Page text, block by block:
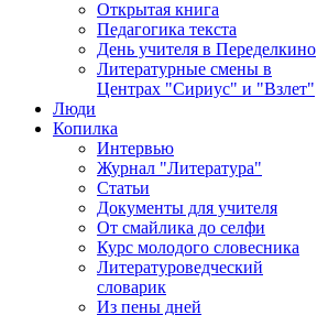
Открытая книга
Педагогика текста
День учителя в Переделкино
Литературные смены в
Центрах "Сириус" и "Взлет"
Люди
Копилка
Интервью
Журнал "Литература"
Статьи
Документы для учителя
От смайлика до селфи
Курс молодого словесника
Литературоведческий
словарик
Из пены дней